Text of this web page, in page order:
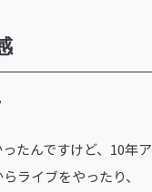
たんですけど、10年ア
ライブをやったり、